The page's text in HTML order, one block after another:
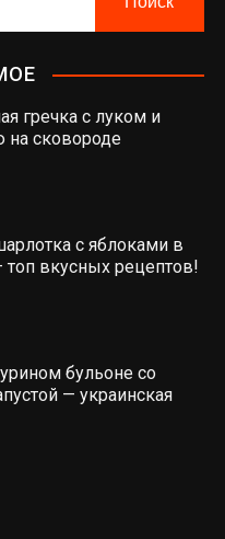
гречка с луком и
сковороде
с яблоками в
топ вкусных рецептов!
бульоне со
— украинская